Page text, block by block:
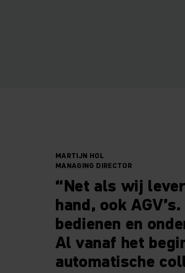
MARTIJN HOL
MANAGING DIRECTOR
“Net als wij
hand, ook
bedienen en
Al vanaf het
automatische